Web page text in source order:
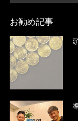
お勧め記事